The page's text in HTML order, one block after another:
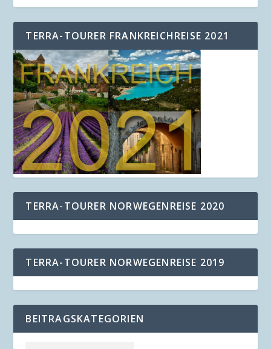
TERRA-TOURER FRANKREICHREISE 2021
TERRA-TOURER NORWEGENREISE 2020
TERRA-TOURER NORWEGENREISE 2019
BEITRAGSKATEGORIEN